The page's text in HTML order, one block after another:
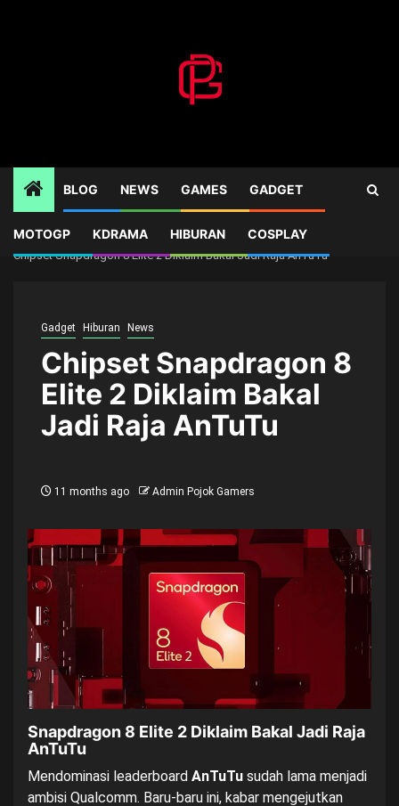
BLOG NEWS GAMES GADGET
MOTOGP KDRAMA HIBURAN COSPLAY
Home
Gadget
Chipset Snapdragon 8 Elite 2 Diklaim Bakal Jadi Raja AnTuTu
Gadget Hiburan News
Chipset Snapdragon 8
Elite 2 Diklaim Bakal
Jadi Raja AnTuTu
11 months ago Admin Pojok Gamers
Snapdragon 8 Elite 2 Diklaim Bakal Jadi Raja
AnTuTu
Mendominasi leaderboard AnTuTu sudah lama menjadi
ambisi Qualcomm. Baru-baru ini, kabar mengejutkan